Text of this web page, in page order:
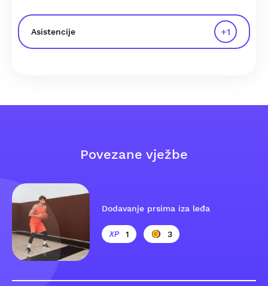
Asistencije +1
Povezane vježbe
Dodavanje prsima iza leđa
1 3